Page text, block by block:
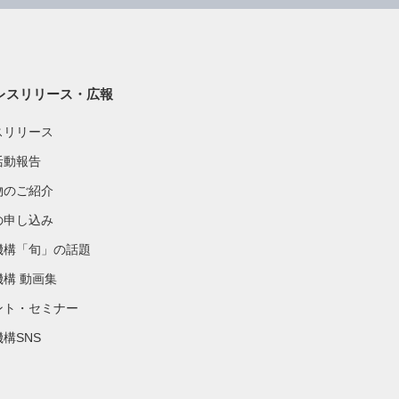
スリリース・広報
リリース
動報告
のご紹介
申し込み
構「旬」の話題
構 動画集
ト・セミナー
構SNS